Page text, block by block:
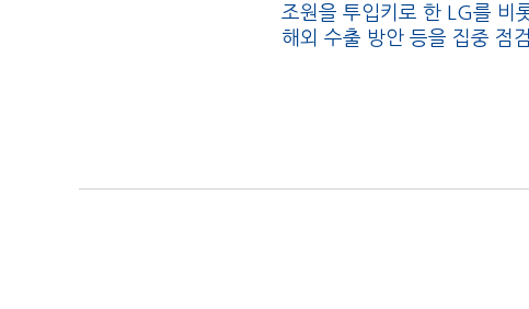
조원을 투입키로 한 LG를 비
해외 수출 방안 등을 집중 점검